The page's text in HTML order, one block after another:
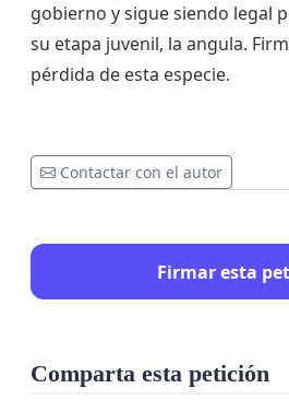
gobierno y sigue siendo legal
su etapa juvenil, la angula.
pérdida de esta especie.
Contactar con el autor
Firmar esta
Comparta esta petición